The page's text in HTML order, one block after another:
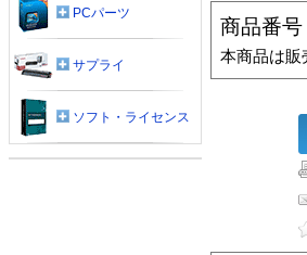
商品番号
本商品は販
PCパーツ
サプライ
ソフト・ライセンス